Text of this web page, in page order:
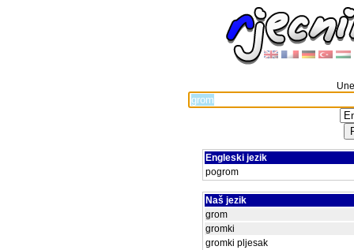
Engleski jezik
pogrom
Naš jezik
grom
gromki
gromki pljesak